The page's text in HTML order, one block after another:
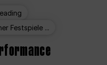
Festspiele ...